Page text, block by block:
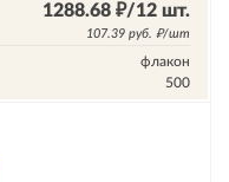
1288.68 ₽/12 шт.
107.39 руб. ₽/шт
флакон
500